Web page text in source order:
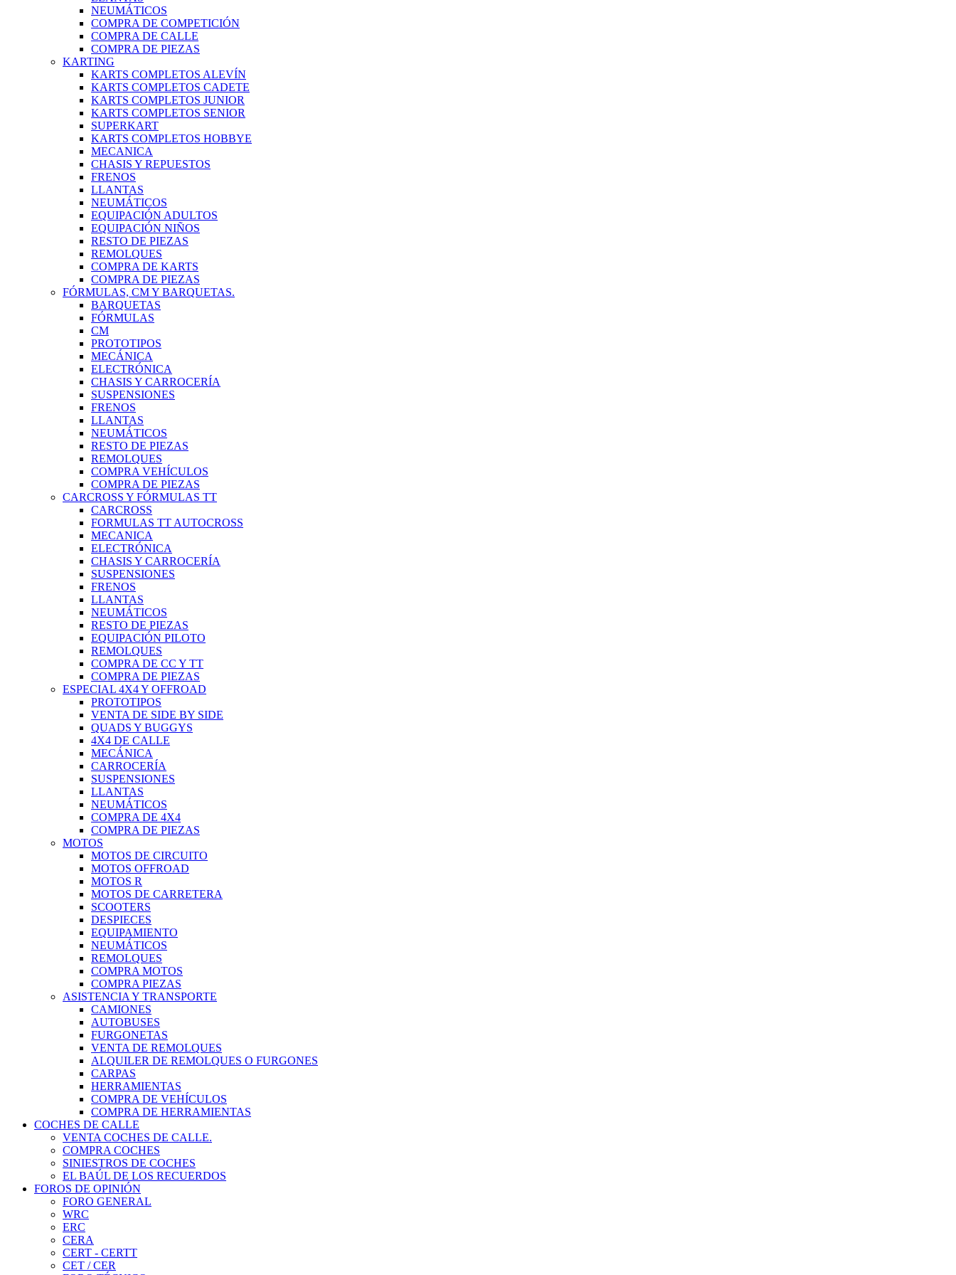
NEUMÁTICOS
COMPRA DE COMPETICIÓN
COMPRA DE CALLE
COMPRA DE PIEZAS
KARTING
KARTS COMPLETOS ALEVÍN
KARTS COMPLETOS CADETE
KARTS COMPLETOS JUNIOR
KARTS COMPLETOS SENIOR
SUPERKART
KARTS COMPLETOS HOBBYE
MECANICA
CHASIS Y REPUESTOS
FRENOS
LLANTAS
NEUMÁTICOS
EQUIPACIÓN ADULTOS
EQUIPACIÓN NIÑOS
RESTO DE PIEZAS
REMOLQUES
COMPRA DE KARTS
COMPRA DE PIEZAS
FÓRMULAS, CM Y BARQUETAS.
BARQUETAS
FÓRMULAS
CM
PROTOTIPOS
MECÁNICA
ELECTRÓNICA
CHASIS Y CARROCERÍA
SUSPENSIONES
FRENOS
LLANTAS
NEUMÁTICOS
RESTO DE PIEZAS
REMOLQUES
COMPRA VEHÍCULOS
COMPRA DE PIEZAS
CARCROSS Y FÓRMULAS TT
CARCROSS
FORMULAS TT AUTOCROSS
MECANICA
ELECTRÓNICA
CHASIS Y CARROCERÍA
SUSPENSIONES
FRENOS
LLANTAS
NEUMÁTICOS
RESTO DE PIEZAS
EQUIPACIÓN PILOTO
REMOLQUES
COMPRA DE CC Y TT
COMPRA DE PIEZAS
ESPECIAL 4X4 Y OFFROAD
PROTOTIPOS
VENTA DE SIDE BY SIDE
QUADS Y BUGGYS
4X4 DE CALLE
MECÁNICA
CARROCERÍA
SUSPENSIONES
LLANTAS
NEUMÁTICOS
COMPRA DE 4X4
COMPRA DE PIEZAS
MOTOS
MOTOS DE CIRCUITO
MOTOS OFFROAD
MOTOS R
MOTOS DE CARRETERA
SCOOTERS
DESPIECES
EQUIPAMIENTO
NEUMÁTICOS
REMOLQUES
COMPRA MOTOS
COMPRA PIEZAS
ASISTENCIA Y TRANSPORTE
CAMIONES
AUTOBUSES
FURGONETAS
VENTA DE REMOLQUES
ALQUILER DE REMOLQUES O FURGONES
CARPAS
HERRAMIENTAS
COMPRA DE VEHÍCULOS
COMPRA DE HERRAMIENTAS
COCHES DE CALLE
VENTA COCHES DE CALLE.
COMPRA COCHES
SINIESTROS DE COCHES
EL BAÚL DE LOS RECUERDOS
FOROS DE OPINIÓN
FORO GENERAL
WRC
ERC
CERA
CERT - CERTT
CET / CER